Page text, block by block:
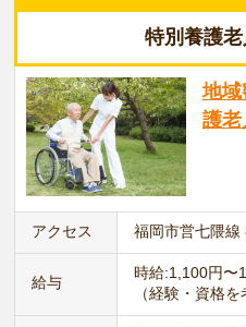
特別養護
地
護老
アクセス 福岡市営七隈
給与
時給:1,100円〜
（経験・資格を